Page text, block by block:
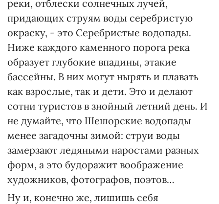
реки, отблески солнечных лучей,
придающих струям воды серебристую
окраску, - это Серебристые водопады.
Ниже каждого каменного порога река
образует глубокие впадины, этакие
бассейны. В них могут нырять и плавать
как взрослые, так и дети. Это и делают
сотни туристов в знойный летний день. И
не думайте, что Шешорские водопады
менее загадочны зимой: струи воды
замерзают ледяными наростами разных
форм, а это будоражит воображение
художников, фотографов, поэтов…
Ну и, конечно же, лишишь себя